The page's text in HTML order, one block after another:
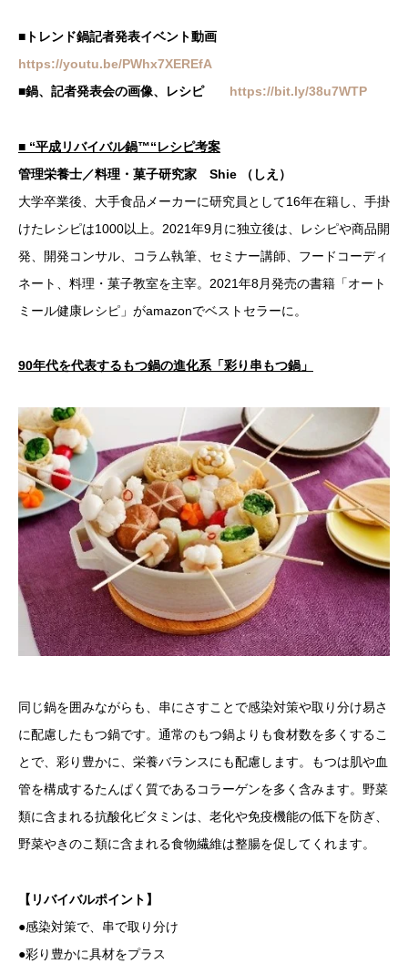
■トレンド鍋記者発表イベント動画
https://youtu.be/PWhx7XEREfA
■鍋、記者発表会の画像、レシピ https://bit.ly/38u7WTP
■ “平成リバイバル鍋™“レシピ考案
管理栄養士／料理・菓子研究家 Shie （しえ）
大学卒業後、大手食品メーカーに研究員として16年在籍し、手掛
けたレシピは1000以上。2021年9月に独立後は、レシピや商品開
発、開発コンサル、コラム執筆、セミナー講師、フードコーディ
ネート、料理・菓子教室を主宰。2021年8月発売の書籍「オート
ミール健康レシピ」がamazonでベストセラーに。
90年代を代表するもつ鍋の進化系「彩り串もつ鍋」
同じ鍋を囲みながらも、串にさすことで感染対策や取り分け易さ
に配慮したもつ鍋です。通常のもつ鍋よりも食材数を多くするこ
とで、彩り豊かに、栄養バランスにも配慮します。もつは肌や血
管を構成するたんぱく質であるコラーゲンを多く含みます。野菜
類に含まれる抗酸化ビタミンは、老化や免疫機能の低下を防ぎ、
野菜やきのこ類に含まれる食物繊維は整腸を促してくれます。
【リバイバルポイント】
●感染対策で、串で取り分け
●彩り豊かに具材をプラス